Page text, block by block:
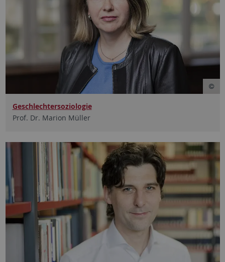
Geschlechtersoziologie
Prof. Dr. Marion Müller